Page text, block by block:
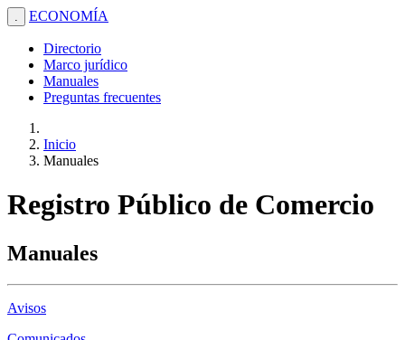
. ECONOMÍA
Directorio
Marco jurídico
Manuales
Preguntas frecuentes
Inicio
Manuales
Registro Público de Comercio
Manuales
Avisos